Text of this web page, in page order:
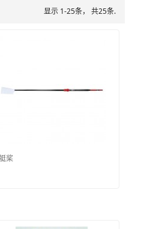
显示 1-25条， 共25条.
桨